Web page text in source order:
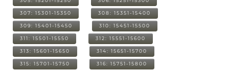
307: 15301-15350 308: 15351-15400
309: 15401-15450 310: 15451-15500
311: 15501-15550 312: 15551-15600
313: 15601-15650 314: 15651-15700
315: 15701-15750 316: 15751-15800